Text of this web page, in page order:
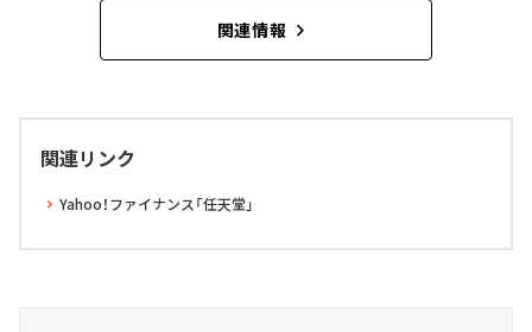
関連情報
関連リンク
Yahoo！ファイナンス「任天堂」